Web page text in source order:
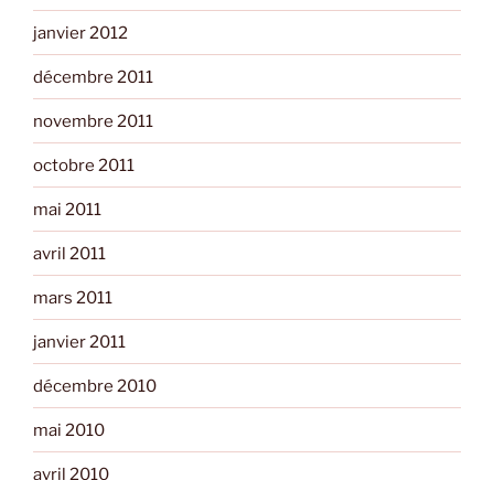
janvier 2012
décembre 2011
novembre 2011
octobre 2011
mai 2011
avril 2011
mars 2011
janvier 2011
décembre 2010
mai 2010
avril 2010